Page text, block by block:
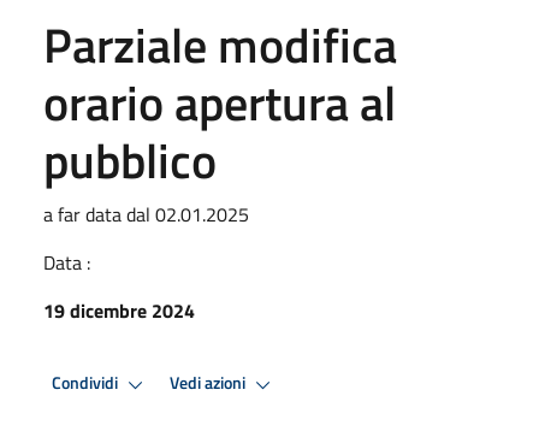
Parziale modifica
orario apertura al
pubblico
a far data dal 02.01.2025
Data :
19 dicembre 2024
Condividi Vedi azioni